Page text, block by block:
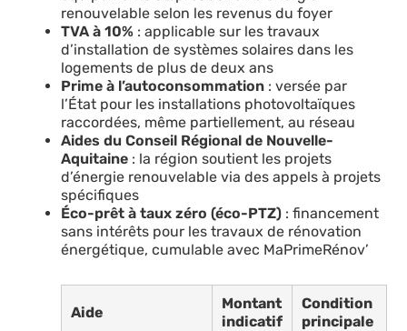
renouvelable selon les revenus du foyer
TVA à 10% : applicable sur les travaux
d’installation de systèmes solaires dans les
logements de plus de deux ans
Prime à l’autoconsommation: versée par
l’État pour les installations photovoltaïques
raccordées, même partiellement, au réseau
Aides du Conseil Régional de Nouvelle-
Aquitaine: la région soutient les projets
d’énergie renouvelable via des appels à projets
spécifiques
Éco-prêt à taux zéro (éco-PTZ): financement
sans intérêts pour les travaux de rénovation
énergétique, cumulable avec MaPrimeRénov’
Aide
Montant
indicatif
Condition
principale